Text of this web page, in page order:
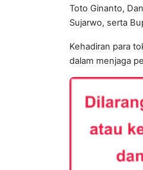
Toto Ginanto,
Sujarwo, serta
Kehadiran para
dalam menjaga